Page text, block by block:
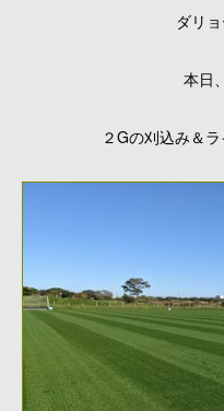
ダリ
本日
２Gの刈込み＆